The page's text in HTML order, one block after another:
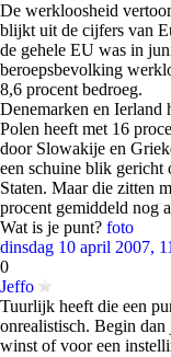
De werkloosheid
blijkt uit de cijfers van
de gehele EU was in
beroepsbevolking
8,6 procent bedroeg.
Denemarken en Ierland
Polen heeft met 16
door Slowakije en
een schuine blik gericht
Staten. Maar die zitten
procent gemiddeld nog
Wat is je punt? foto
dinsdag 10 april 2007,
0
Jeffo
Tuurlijk heeft die een
onrealistisch. Begin
winst of voor een